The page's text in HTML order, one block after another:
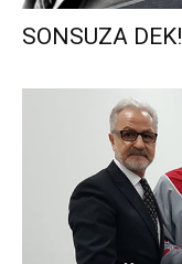
SONSUZA DEK!